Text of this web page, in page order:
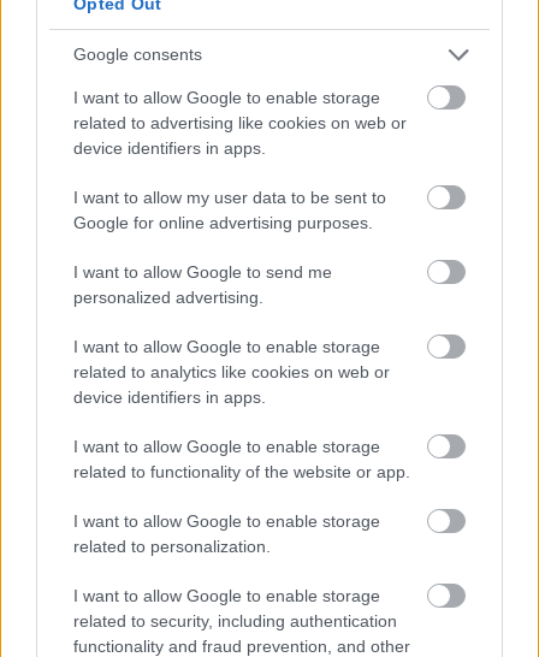
Google consents
I want to allow Google to enable storage
related to advertising like cookies on web or
device identifiers in apps.
I want to allow my user data to be sent to
Google for online advertising purposes.
I want to allow Google to send me
personalized advertising.
I want to allow Google to enable storage
related to analytics like cookies on web or
device identifiers in apps.
I want to allow Google to enable storage
related to functionality of the website or app.
I want to allow Google to enable storage
related to personalization.
I want to allow Google to enable storage
related to security, including authentication
functionality and fraud prevention, and other
αναψυκτικών, φιαλών και πωμάτων και γνωστή για
brand Βίκος, δρομολογεί επένδυση ύψους
76,8 εκατ. ευρώ με στόχο την ενίσχυση της
παραγωγικής της δυναμικότητας στα Ιωάννινα.
Η εταιρεία έχει καταθέσει
καθεστώς των Εμβληματικών Επενδύσεων
Εξαιρετικής Σημασίαςβάσει του νόμου για
στρατηγικές επενδύσεις.